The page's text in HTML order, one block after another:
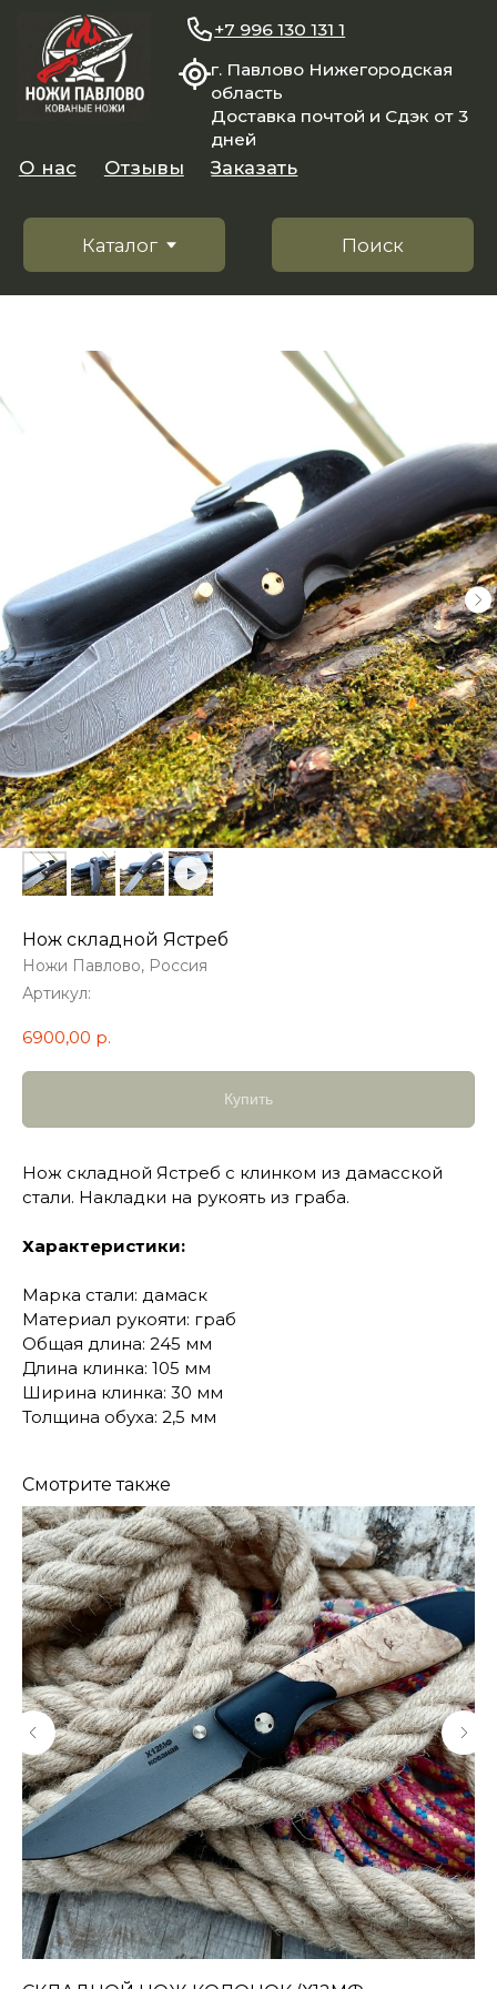
область
Доставка почтой и Сдэк от 3
Поиск
Каталог
Заказать
+7 996 130 131 1
Нож складной Ястреб
Ножи Павлово, Россия
Артикул:
6900,00 р.
Купить
Нож складной Ястреб с клинком из дамасской
стали. Накладки на рукоять из граба.
Характеристики:
Марка стали: дамаск
Материал рукояти: граб
Общая длина: 245 мм
Длина клинка: 105 мм
Ширина клинка: 30 мм
Толщина обуха: 2,5 мм
Смотрите также
КОНТАКТЫ
Консультации по телефону и онлайн.
Будем рады продемонстрировать вам
нашу продукцию. Позвоните нам или
оставьте запрос на звонок менеджера
для консультации
Адрес:
"НОЖИ ПАВЛОВО", 606104,
ул. Восточная, 3Б (самовывоз), г. Павлово,
Нижегородская обл., Россия
ООО "ПТФ" ИНН 6686090373
Часы работы:ПН-ПТ с 09.00 до 17.00
Телефон: +7 (996) 130−131−1
E-mail: info-torg@bk.ru